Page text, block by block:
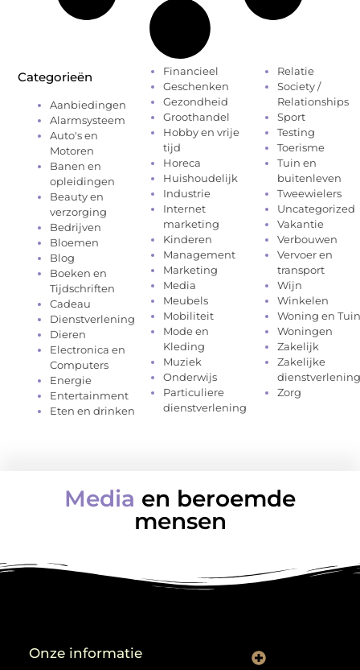
Categorieën
Aanbiedingen
Alarmsysteem
Auto's en
Motoren
Banen en
opleidingen
Beauty en
verzorging
Bedrijven
Bloemen
Blog
Boeken en
Tijdschriften
Cadeau
Dienstverlening
Dieren
Electronica en
Computers
Energie
Entertainment
Eten en drinken
Financieel
Geschenken
Gezondheid
Groothandel
Hobby en vrije
tijd
Horeca
Huishoudelijk
Industrie
Internet
marketing
Kinderen
Management
Marketing
Media
Meubels
Mobiliteit
Mode en
Kleding
Muziek
Onderwijs
Particuliere
dienstverlening
Relatie
Society /
Relationships
Sport
Testing
Toerisme
Tuin en
buitenleven
Tweewielers
Uncategorized
Vakantie
Verbouwen
Vervoer en
transport
Wijn
Winkelen
Woning en Tuin
Woningen
Zakelijk
Zakelijke
dienstverlening
Zorg
Media en beroemde
mensen
Onze informatie